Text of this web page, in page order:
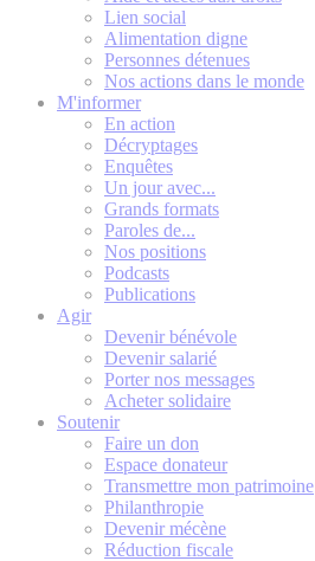
Lien social
Alimentation digne
Personnes détenues
Nos actions dans le monde
M'informer
En action
Décryptages
Enquêtes
Un jour avec...
Grands formats
Paroles de...
Nos positions
Podcasts
Publications
Agir
Devenir bénévole
Devenir salarié
Porter nos messages
Acheter solidaire
Soutenir
Faire un don
Espace donateur
Transmettre mon patrimoine
Philanthropie
Devenir mécène
Réduction fiscale